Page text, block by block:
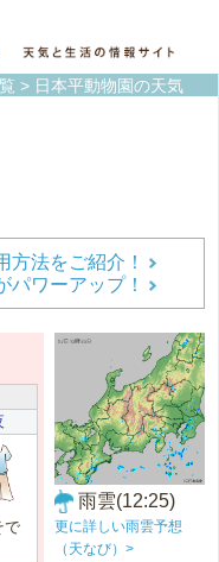
> 日本平動物園の天気
方法をご紹介！
パワーアップ！
で
雨雲(12:25)
更に詳しい雨雲予想
（天なび）>